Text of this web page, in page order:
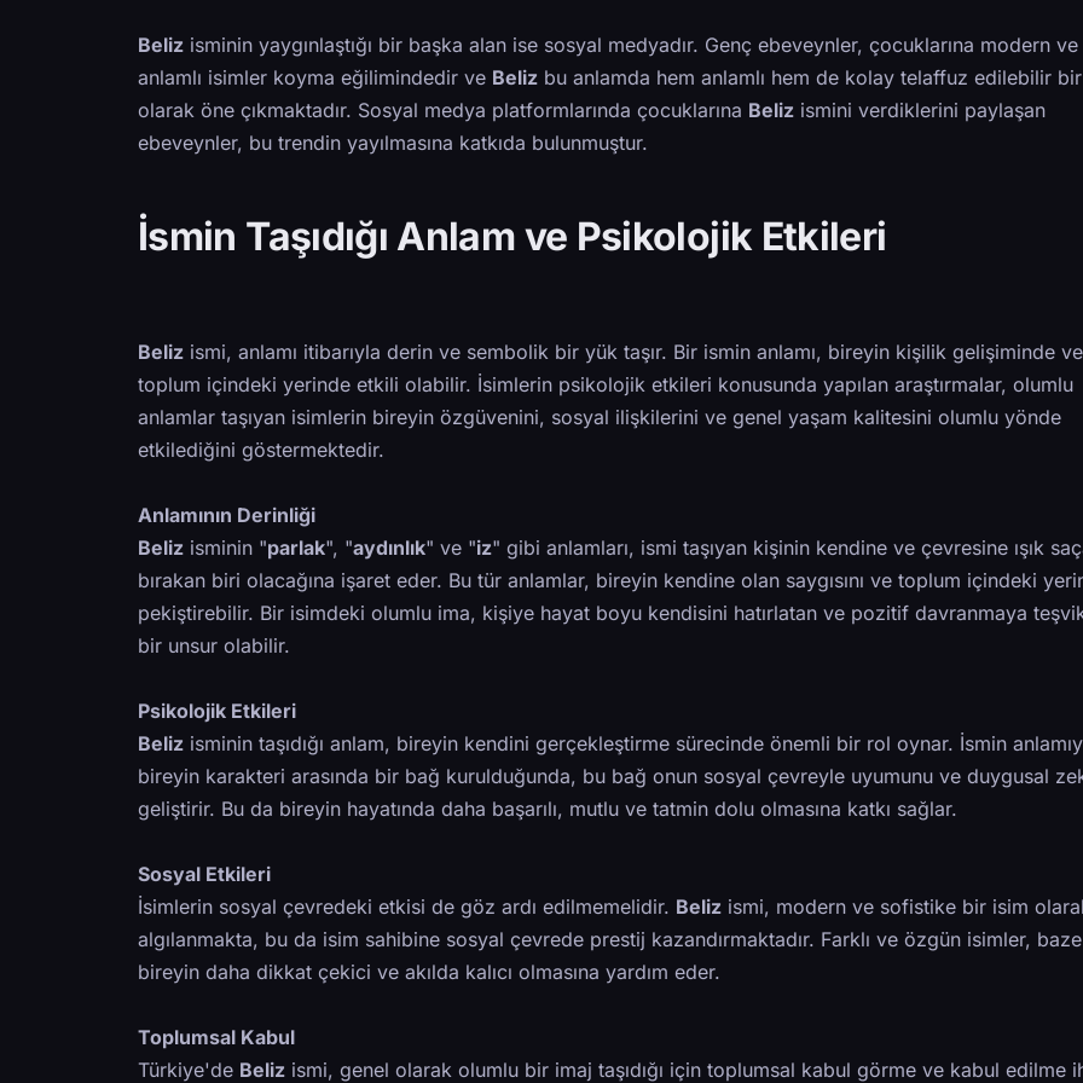
Beliz isminin yaygınlaştığı bir başka alan ise sosyal medyadır. Genç ebeveynler, çocuklarına modern ve
anlamlı isimler koyma eğilimindedir ve Beliz bu anlamda hem anlamlı hem de kolay telaffuz edilebilir
olarak öne çıkmaktadır. Sosyal medya platformlarında çocuklarına Beliz ismini verdiklerini paylaşan
ebeveynler, bu trendin yayılmasına katkıda bulunmuştur.
İsmin Taşıdığı Anlam ve Psikolojik Etkileri
Beliz ismi, anlamı itibarıyla derin ve sembolik bir yük taşır. Bir ismin anlamı, bireyin kişilik gelişiminde ve
toplum içindeki yerinde etkili olabilir. İsimlerin psikolojik etkileri konusunda yapılan araştırmalar, olumlu
anlamlar taşıyan isimlerin bireyin özgüvenini, sosyal ilişkilerini ve genel yaşam kalitesini olumlu yönde
etkilediğini göstermektedir.
Anlamının Derinliği
Beliz isminin "parlak", "aydınlık" ve "iz" gibi anlamları, ismi taşıyan kişinin kendine ve çevresine ışık
bırakan biri olacağına işaret eder. Bu tür anlamlar, bireyin kendine olan saygısını ve toplum içindeki
pekiştirebilir. Bir isimdeki olumlu ima, kişiye hayat boyu kendisini hatırlatan ve pozitif davranmaya
bir unsur olabilir.
Psikolojik Etkileri
Beliz isminin taşıdığı anlam, bireyin kendini gerçekleştirme sürecinde önemli bir rol oynar. İsmin
bireyin karakteri arasında bir bağ kurulduğunda, bu bağ onun sosyal çevreyle uyumunu ve duygusal
geliştirir. Bu da bireyin hayatında daha başarılı, mutlu ve tatmin dolu olmasına katkı sağlar.
Sosyal Etkileri
İsimlerin sosyal çevredeki etkisi de göz ardı edilmemelidir. Beliz ismi, modern ve sofistike bir isim
algılanmakta, bu da isim sahibine sosyal çevrede prestij kazandırmaktadır. Farklı ve özgün isimler,
bireyin daha dikkat çekici ve akılda kalıcı olmasına yardım eder.
Toplumsal Kabul
Türkiye'de Beliz ismi, genel olarak olumlu bir imaj taşıdığı için toplumsal kabul görme ve kabul edilme